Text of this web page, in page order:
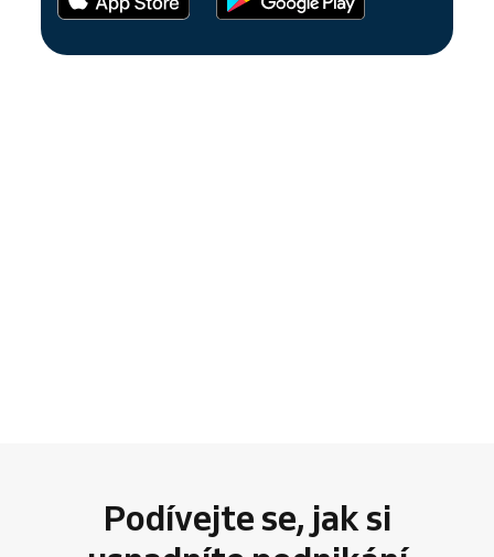
Podívejte se, jak si